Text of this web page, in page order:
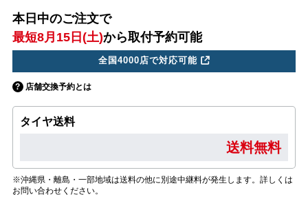
本日中のご注文で
最短8月15日(土)から取付予約可能
全国4000店で対応可能
店舗交換予約とは
タイヤ送料
送料無料
※沖縄県・離島・一部地域は送料の他に別途中継料が発生します。詳しくは
お問い合わせください。